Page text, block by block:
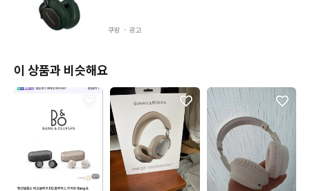
쿠팡 ・ 광고
이 상품과 비슷해요